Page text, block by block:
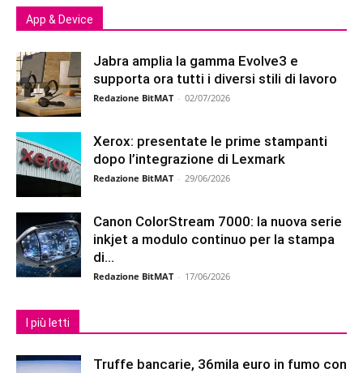
App & Device
Jabra amplia la gamma Evolve3 e
supporta ora tutti i diversi stili di lavoro
Redazione BitMAT - 02/07/2026
Xerox: presentate le prime stampanti
dopo l’integrazione di Lexmark
Redazione BitMAT - 29/06/2026
Canon ColorStream 7000: la nuova serie
inkjet a modulo continuo per la stampa
di...
Redazione BitMAT - 17/06/2026
I più letti
Truffe bancarie, 36mila euro in fumo con